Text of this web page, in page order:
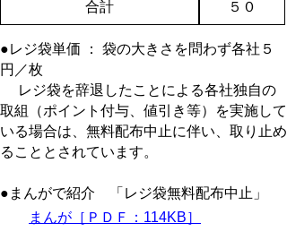
合計 ５０
●レジ袋単価 ： 袋の大きさを問わず各社５
円／枚
レジ袋を辞退したことによる各社独自の
取組（ポイント付与、値引き等）を実施して
いる場合は、無料配布中止に伴い、取り止め
ることとされています。
●まんがで紹介 「レジ袋無料配布中止」
まんが［ＰＤＦ：114KB］